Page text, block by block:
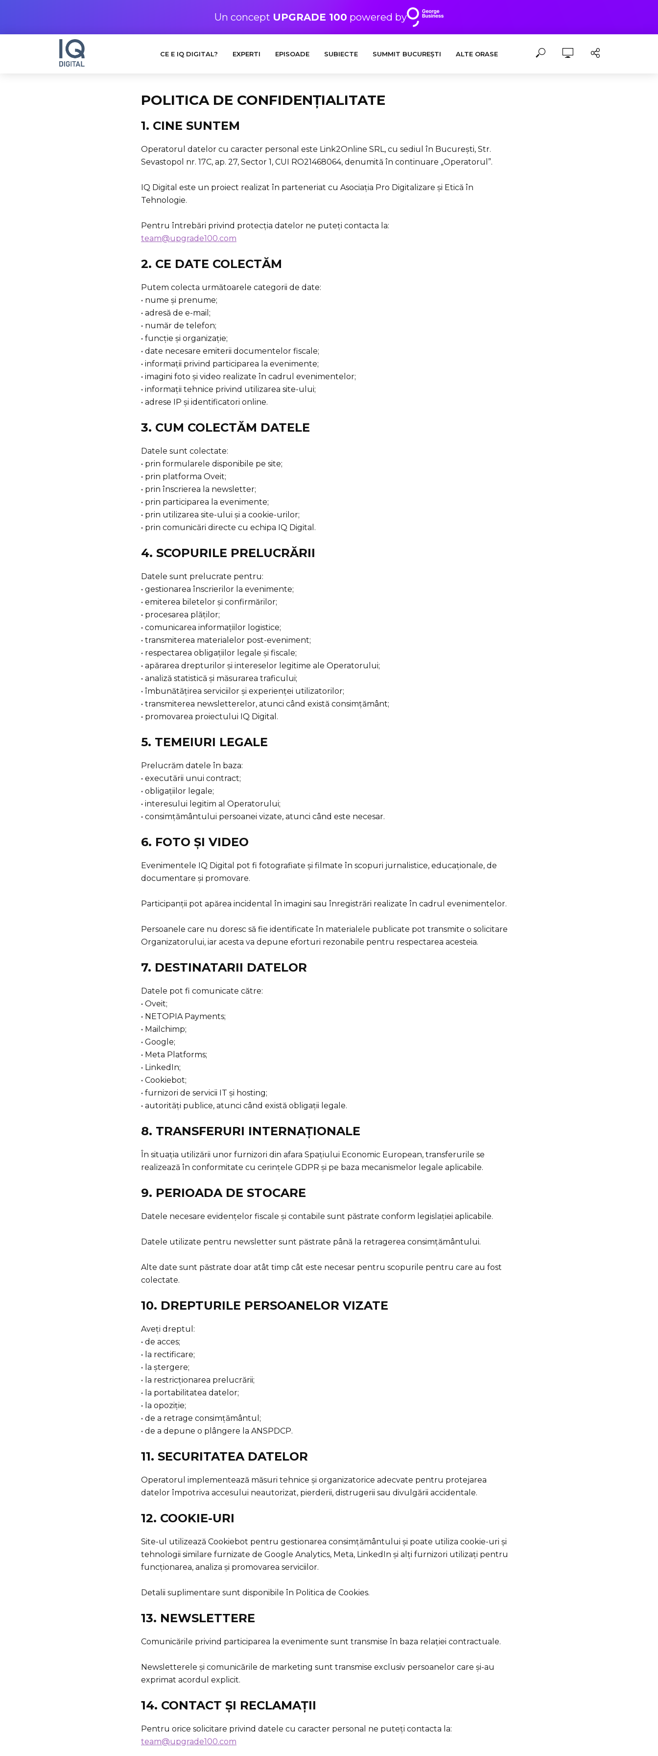
Un concept UPGRADE 100 powered by
CE E IQ DIGITAL? EXPERTI EPISOADE SUBIECTE SUMMIT BUCUREȘTI ALTE ORASE
POLITICA DE CONFIDENȚIALITATE
1. CINE SUNTEM
Operatorul datelor cu caracter personal este Link2Online SRL, cu sediul în București, Str.
Sevastopol nr. 17C, ap. 27, Sector 1, CUI RO21468064, denumită în continuare „Operatorul”.
IQ Digital este un proiect realizat în parteneriat cu Asociația Pro Digitalizare și Etică în
Tehnologie.
Pentru întrebări privind protecția datelor ne puteți contacta la:
team@upgrade100.com
2. CE DATE COLECTĂM
Putem colecta următoarele categorii de date:
• nume și prenume;
• adresă de e-mail;
• număr de telefon;
• funcție și organizație;
• date necesare emiterii documentelor fiscale;
• informații privind participarea la evenimente;
• imagini foto și video realizate în cadrul evenimentelor;
• informații tehnice privind utilizarea site-ului;
• adrese IP și identificatori online.
3. CUM COLECTĂM DATELE
Datele sunt colectate:
• prin formularele disponibile pe site;
• prin platforma Oveit;
• prin înscrierea la newsletter;
• prin participarea la evenimente;
• prin utilizarea site-ului și a cookie-urilor;
• prin comunicări directe cu echipa IQ Digital.
4. SCOPURILE PRELUCRĂRII
Datele sunt prelucrate pentru:
• gestionarea înscrierilor la evenimente;
• emiterea biletelor și confirmărilor;
• procesarea plăților;
• comunicarea informațiilor logistice;
• transmiterea materialelor post-eveniment;
• respectarea obligațiilor legale și fiscale;
• apărarea drepturilor și intereselor legitime ale Operatorului;
• analiză statistică și măsurarea traficului;
• îmbunătățirea serviciilor și experienței utilizatorilor;
• transmiterea newsletterelor, atunci când există consimțământ;
• promovarea proiectului IQ Digital.
5. TEMEIURI LEGALE
Prelucrăm datele în baza:
• executării unui contract;
• obligațiilor legale;
• interesului legitim al Operatorului;
• consimțământului persoanei vizate, atunci când este necesar.
6. FOTO ȘI VIDEO
Evenimentele IQ Digital pot fi fotografiate și filmate în scopuri jurnalistice, educaționale, de
documentare și promovare.
Participanții pot apărea incidental în imagini sau înregistrări realizate în cadrul evenimentelor.
Persoanele care nu doresc să fie identificate în materialele publicate pot transmite o solicitare
Organizatorului, iar acesta va depune eforturi rezonabile pentru respectarea acesteia.
7. DESTINATARII DATELOR
Datele pot fi comunicate către:
• Oveit;
• NETOPIA Payments;
• Mailchimp;
• Google;
• Meta Platforms;
• LinkedIn;
• Cookiebot;
• furnizori de servicii IT și hosting;
• autorități publice, atunci când există obligații legale.
8. TRANSFERURI INTERNAȚIONALE
În situația utilizării unor furnizori din afara Spațiului Economic European, transferurile se
realizează în conformitate cu cerințele GDPR și pe baza mecanismelor legale aplicabile.
9. PERIOADA DE STOCARE
Datele necesare evidențelor fiscale și contabile sunt păstrate conform legislației aplicabile.
Datele utilizate pentru newsletter sunt păstrate până la retragerea consimțământului.
Alte date sunt păstrate doar atât timp cât este necesar pentru scopurile pentru care au fost
colectate.
10. DREPTURILE PERSOANELOR VIZATE
Aveți dreptul:
• de acces;
• la rectificare;
• la ștergere;
• la restricționarea prelucrării;
• la portabilitatea datelor;
• la opoziție;
• de a retrage consimțământul;
• de a depune o plângere la ANSPDCP.
11. SECURITATEA DATELOR
Operatorul implementează măsuri tehnice și organizatorice adecvate pentru protejarea
datelor împotriva accesului neautorizat, pierderii, distrugerii sau divulgării accidentale.
12. COOKIE-URI
Site-ul utilizează Cookiebot pentru gestionarea consimțământului și poate utiliza cookie-uri și
tehnologii similare furnizate de Google Analytics, Meta, LinkedIn și alți furnizori utilizați pentru
funcționarea, analiza și promovarea serviciilor.
Detalii suplimentare sunt disponibile în Politica de Cookies.
13. NEWSLETTERE
Comunicările privind participarea la evenimente sunt transmise în baza relației contractuale.
Newsletterele și comunicările de marketing sunt transmise exclusiv persoanelor care și-au
exprimat acordul explicit.
14. CONTACT ȘI RECLAMAȚII
Pentru orice solicitare privind datele cu caracter personal ne puteți contacta la:
team@upgrade100.com